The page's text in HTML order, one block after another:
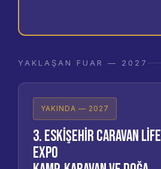
YAKLAŞAN FUAR — 2027
YAKINDA — 2027
3. Eskişehir Caravan Life
Expo